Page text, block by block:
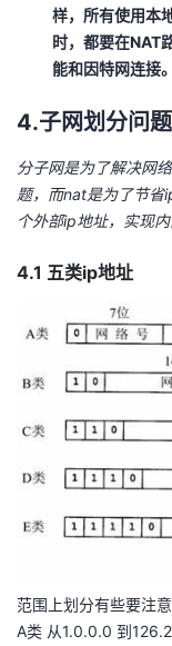
样，所有使用本
时，都要在NAT
能和因特网连接。
4.子网划分问题
分子网是为了解决网
题，而nat是为了节省
个外部ip地址，实现
4.1 五类ip地址
范围上划分有些要注意
A类 从1.0.0.0 到